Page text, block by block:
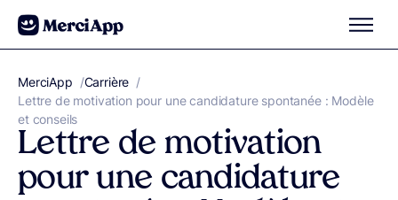
Aller au contenu
MerciApp correcteur orthographe
/Carrière /
Lettre de motivation pour une candidature spontanée : Modèle
et conseils
Lettre de motivation
pour une candidature